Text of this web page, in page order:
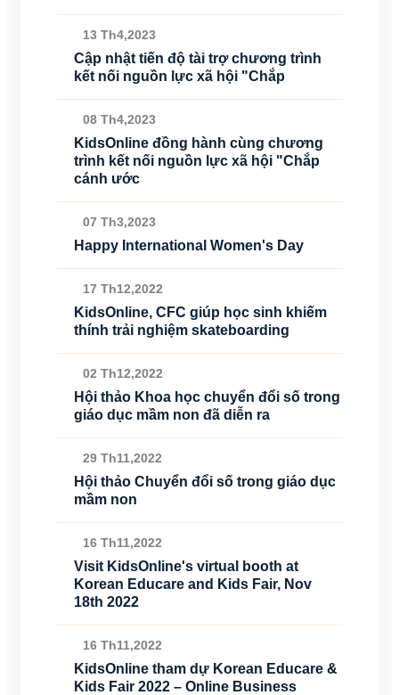
13 Th4,2023
Cập nhật tiến độ tài trợ chương trình
kết nối nguồn lực xã hội "Chắp
08 Th4,2023
KidsOnline đồng hành cùng chương
trình kết nối nguồn lực xã hội "Chắp
cánh ước
07 Th3,2023
Happy International Women's Day
17 Th12,2022
KidsOnline, CFC giúp học sinh khiếm
thính trải nghiệm skateboarding
02 Th12,2022
Hội thảo Khoa học chuyển đổi số trong
giáo dục mầm non đã diễn ra
29 Th11,2022
Hội thảo Chuyển đổi số trong giáo dục
mầm non
16 Th11,2022
Visit KidsOnline's virtual booth at
Korean Educare and Kids Fair, Nov
18th 2022
16 Th11,2022
KidsOnline tham dự Korean Educare &
Kids Fair 2022 – Online Business